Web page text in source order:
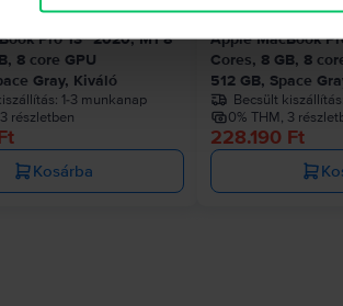
Pro 13″ 2020, M1 8
8 core GPU
Gray, Kiváló
1-3 munkanap
részletben
Kosárba
Apple MacBook
Cores, 8 GB, 8
512 GB, Space
Becsült kiszállítás:
0% THM, 3
228.190 Ft